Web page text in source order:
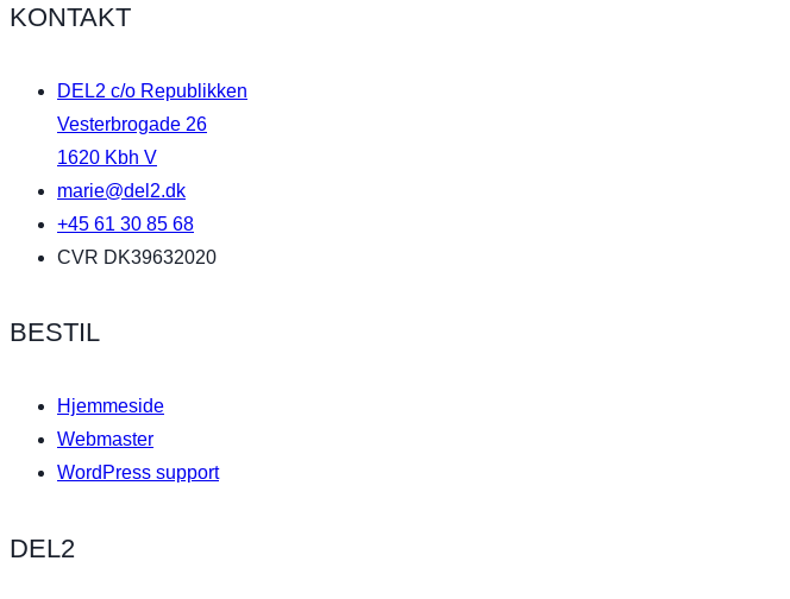
KONTAKT
DEL2 c/o Republikken
Vesterbrogade 26
1620 Kbh V
marie@del2.dk
+45 61 30 85 68
CVR DK39632020
BESTIL
Hjemmeside
Webmaster
WordPress support
DEL2